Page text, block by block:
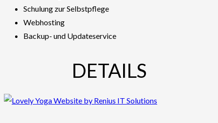
Schulung zur Selbstpflege
Webhosting
Backup- und Updateservice
DETAILS